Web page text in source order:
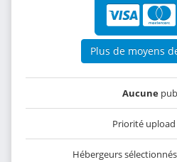
Plus de moyens
Aucune
Priorité upload
Hébergeurs